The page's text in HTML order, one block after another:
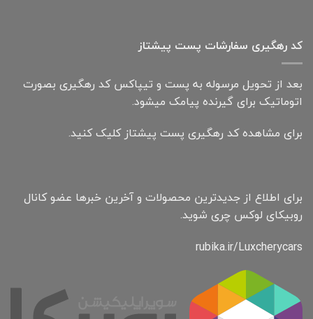
کد رهگیری سفارشات پست پیشتاز
بعد از تحویل مرسوله به پست و تیپاکس کد رهگیری بصورت
اتوماتیک برای گیرنده پیامک میشود.
برای مشاهده کد رهگیری پست پیشتاز کلیک کنید.
برای اطلاع از جدیدترین محصولات و آخرین خبرها عضو کانال
روبیکای لوکس چری شوید.
rubika.ir/Luxcherycars